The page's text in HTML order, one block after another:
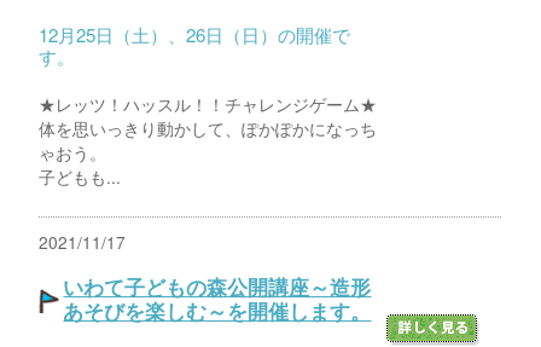
12月25日（土）、26日（日）の開催で
す。
★レッツ！ハッスル！！チャレンジゲーム★
体を思いっきり動かして、ぽかぽかになっち
ゃおう。
子どもも...
2021/11/17
いわて子どもの森公開講座～造形
あそびを楽しむ～を開催します。